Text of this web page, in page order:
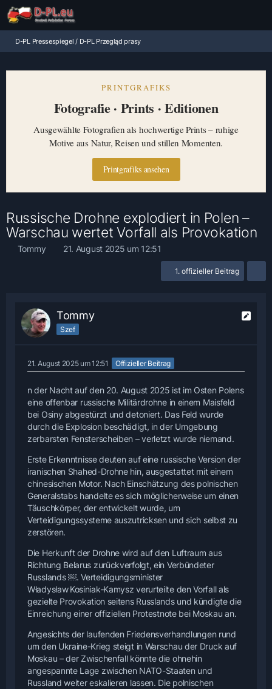
D-PL Pressespiegel / D-PL Przegląd prasy
PRINTGRAFIKS
Fotografie · Prints · Editionen
Ausgewählte Fotografien als hochwertige Prints – ruhige
Motive aus Natur, Reisen und stillen Momenten.
Printgrafiks ansehen
Russische Drohne explodiert in Polen –
Warschau wertet Vorfall als Provokation
Tommy 21. August 2025 um 12:51
1. offizieller Beitrag
Tommy
Szef
21. August 2025 um 12:51 Offizieller Beitrag
n der Nacht auf den 20. August 2025 ist im Osten Polens
eine offenbar russische Militärdrohne in einem Maisfeld
bei Osiny abgestürzt und detoniert. Das Feld wurde
durch die Explosion beschädigt, in der Umgebung
zerbarsten Fensterscheiben – verletzt wurde niemand.
Erste Erkenntnisse deuten auf eine russische Version der
iranischen Shahed-Drohne hin, ausgestattet mit einem
chinesischen Motor. Nach Einschätzung des polnischen
Generalstabs handelte es sich möglicherweise um einen
Täuschkörper, der entwickelt wurde, um
Verteidigungssysteme auszutricksen und sich selbst zu
zerstören.
Die Herkunft der Drohne wird auf den Luftraum aus
Richtung Belarus zurückverfolgt, ein Verbündeter
Russlands ￼. Verteidigungsminister
Władysław Kosiniak‑Kamysz verurteilte den Vorfall als
gezielte Provokation seitens Russlands und kündigte die
Einreichung einer offiziellen Protestnote bei Moskau an.
Angesichts der laufenden Friedensverhandlungen rund
um den Ukraine-Krieg steigt in Warschau der Druck auf
Moskau – der Zwischenfall könnte die ohnehin
angespannte Lage zwischen NATO-Staaten und
Russland weiter eskalieren lassen. Die polnischen